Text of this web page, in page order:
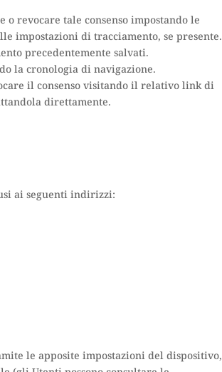
revocare tale consenso impostando le
impostazioni di tracciamento, se presente.
precedentemente salvati.
la cronologia di navigazione.
il consenso visitando il relativo link di
direttamente.
ai seguenti indirizzi:
le apposite impostazioni del dispositivo,